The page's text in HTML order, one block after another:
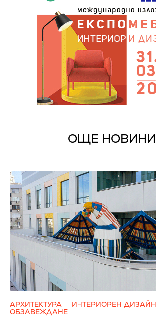
ОЩЕ НОВИНИ
АРХИТЕКТУРА
ИНТЕРИОРЕН ДИЗАЙН
ОБЗАВЕЖДАНЕ